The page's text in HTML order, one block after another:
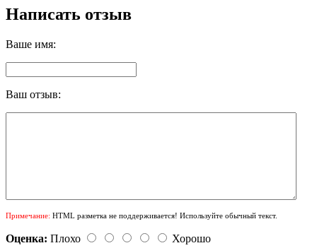
Написать отзыв
Ваше имя:
Ваш отзыв:
Примечание: HTML разметка не поддерживается! Используйте обычный текст.
Оценка: Плохо
Хорошо